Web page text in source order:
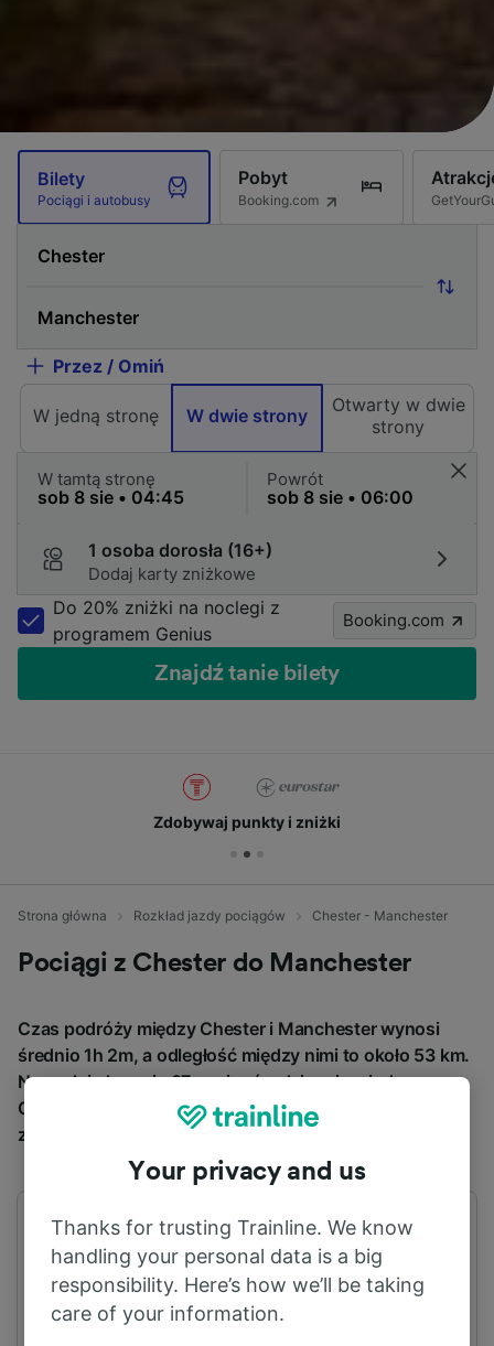
Bilety
Pociągi i autobusy
Pobyt
Booking.com
Przez / Omiń
W jedną stronę W dwie strony
Otwarty w dwie
strony
W tamtą stronę Powrót
1 osoba dorosła (16+)
Dodaj karty zniżkowe
Do 20% zniżki na noclegi z
programem Genius
Booking.com
Znajdź tanie bilety
Zdobywaj punkty i zniżki
Strona główna Rozkład jazdy pociągów Chester - Manchester
Pociągi z Chester do Manchester
Czas podróży między Chester i Manchester wynosi
średnio 1h 2m, a odległość między nimi to około 53 km.
Normalnie kursuje 87 pociągów dziennie między
Chester i Manchester, a bilety kosztują od 3,31 €, jeśli
zarezerwujesz z wyprzedzeniem.
Pierwszy pociąg
02:52
Ostatni pociąg
23:23
Your privacy and us
Thanks for trusting Trainline. We know
handling your personal data is a big
responsibility. Here’s how we’ll be taking
care of your information.